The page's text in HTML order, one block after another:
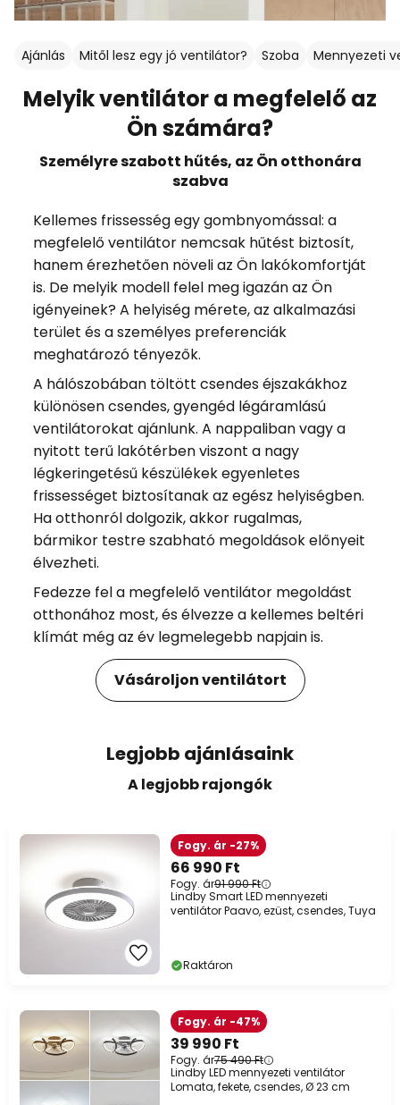
Ajánlás Mitől lesz egy jó ventilátor? Szoba Mennyezeti
Melyik ventilátor a megfelelő az
Ön számára?
Személyre szabott hűtés, az Ön otthonára
szabva
Kellemes frissesség egy gombnyomással: a
megfelelő ventilátor nemcsak hűtést biztosít,
hanem érezhetően növeli az Ön lakókomfortját
is. De melyik modell felel meg igazán az Ön
igényeinek? A helyiség mérete, az alkalmazási
terület és a személyes preferenciák
meghatározó tényezők.
A hálószobában töltött csendes éjszakákhoz
különösen csendes, gyengéd légáramlású
ventilátorokat ajánlunk. A nappaliban vagy a
nyitott terű lakótérben viszont a nagy
légkeringetésű készülékek egyenletes
frissességet biztosítanak az egész helyiségben.
Ha otthonról dolgozik, akkor rugalmas,
bármikor testre szabható megoldások előnyeit
élvezheti.
Fedezze fel a megfelelő ventilátor megoldást
otthonához most, és élvezze a kellemes beltéri
klímát még az év legmelegebb napjain is.
Vásároljon ventilátort
Legjobb ajánlásaink
A legjobb rajongók
66 990 Ft
Fogy. ár91 990 Ft
Fogy. ár -27%
Lindby Smart LED mennyezeti
ventilátor Paavo, ezüst, csendes, Tuya
Raktáron
39 990 Ft
Fogy. ár75 490 Ft
Fogy. ár -47%
Lindby LED mennyezeti ventilátor
Lomata, fekete, csendes, Ø 23 cm